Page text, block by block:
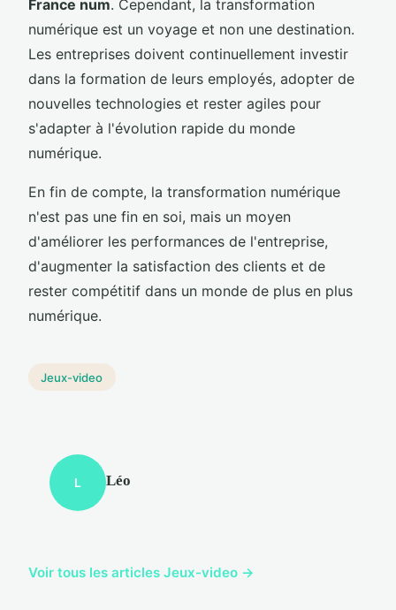
France num. Cependant, la transformation
numérique est un voyage et non une destination.
Les entreprises doivent continuellement investir
dans la formation de leurs employés, adopter de
nouvelles technologies et rester agiles pour
s'adapter à l'évolution rapide du monde
numérique.
En fin de compte, la transformation numérique
n'est pas une fin en soi, mais un moyen
d'améliorer les performances de l'entreprise,
d'augmenter la satisfaction des clients et de
rester compétitif dans un monde de plus en plus
numérique.
Jeux-video
L Léo
Voir tous les articles Jeux-video →